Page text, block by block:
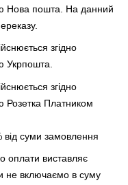
Нова пошта. На данний
згідно
Укрпошта.
згідно
Розетка Платником
від суми замовлення
оплати виставляє
не включаємо в суму